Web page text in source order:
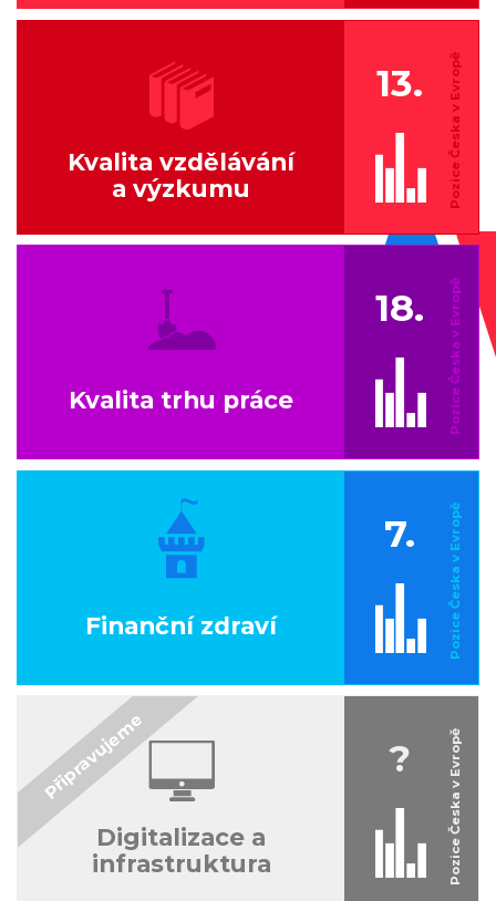
Kvalita vzdělávání
a výzkumu
13.
Kvalita trhu práce
18.
Finanční zdraví
7.
Digitalizace a
infrastruktura
?